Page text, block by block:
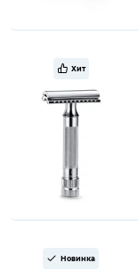
Хит
Новинка